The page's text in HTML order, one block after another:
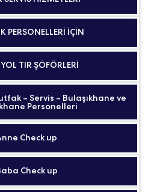
PERSONELLERİ İÇİN
TIR ŞÖFÖRLERİ
– Servis – Bulaşıkhane ve
Personelleri
Check up
Check up